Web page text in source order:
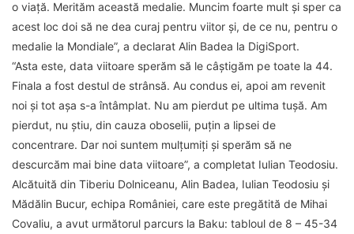
o viaţă. Merităm această medalie. Muncim foarte mult şi sper ca
acest loc doi să ne dea curaj pentru viitor şi, de ce nu, pentru o
medalie la Mondiale”, a declarat Alin Badea la DigiSport.
“Asta este, data viitoare sperăm să le câştigăm pe toate la 44.
Finala a fost destul de strânsă. Au condus ei, apoi am revenit
noi şi tot aşa s-a întâmplat. Nu am pierdut pe ultima tuşă. Am
pierdut, nu ştiu, din cauza oboselii, puţin a lipsei de
concentrare. Dar noi suntem mulţumiţi şi sperăm să ne
descurcăm mai bine data viitoare”, a completat Iulian Teodosiu.
Alcătuită din Tiberiu Dolniceanu, Alin Badea, Iulian Teodosiu și
Mădălin Bucur, echipa României, care este pregătită de Mihai
Covaliu, a avut următorul parcurs la Baku: tabloul de 8 – 45-34